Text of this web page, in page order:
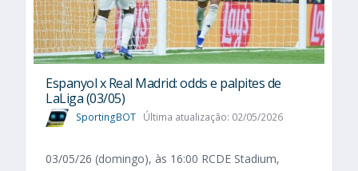
Espanyol x Real Madrid: odds e palpites de
LaLiga (03/05)
SportingBOT Última atualização: 02/05/2026
03/05/26 (domingo), às 16:00 RCDE Stadium,